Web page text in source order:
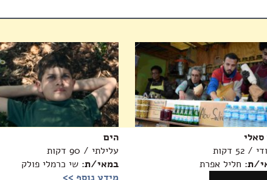
הים
עלילתי / 90 דקות
במאי/ת: שי כרמלי פולק
סאלי
52 דקות
ת: חליל אפרת